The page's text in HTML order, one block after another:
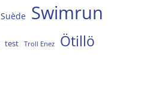
Suède Swimrun
test Troll Enez Ötillö